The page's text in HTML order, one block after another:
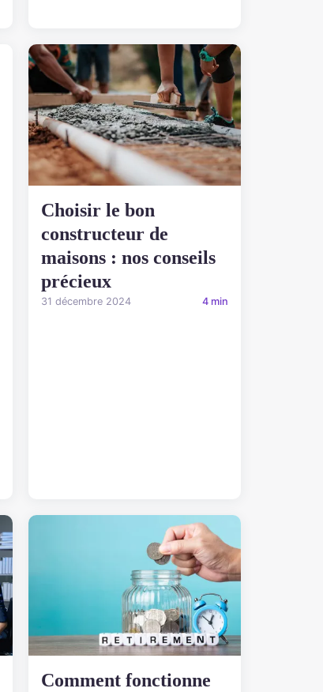
Choisir le bon
constructeur de
maisons : nos conseils
précieux
31 décembre 2024 4 min
Comment fonctionne